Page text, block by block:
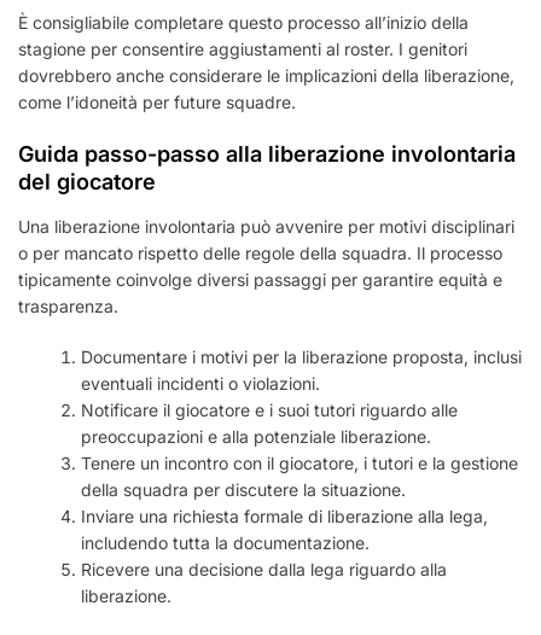
È consigliabile completare questo processo all’inizio della
stagione per consentire aggiustamenti al roster. I genitori
dovrebbero anche considerare le implicazioni della liberazione,
come l’idoneità per future squadre.
Guida passo-passo alla liberazione involontaria
del giocatore
Una liberazione involontaria può avvenire per motivi disciplinari
o per mancato rispetto delle regole della squadra. Il processo
tipicamente coinvolge diversi passaggi per garantire equità e
trasparenza.
Documentare i motivi per la liberazione proposta, inclusi
eventuali incidenti o violazioni.
Notificare il giocatore e i suoi tutori riguardo alle
preoccupazioni e alla potenziale liberazione.
Tenere un incontro con il giocatore, i tutori e la gestione
della squadra per discutere la situazione.
Inviare una richiesta formale di liberazione alla lega,
includendo tutta la documentazione.
Ricevere una decisione dalla lega riguardo alla
liberazione.